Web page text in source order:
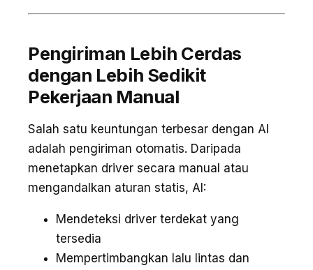
Pengiriman Lebih Cerdas
dengan Lebih Sedikit
Pekerjaan Manual
Salah satu keuntungan terbesar dengan AI
adalah pengiriman otomatis. Daripada
menetapkan driver secara manual atau
mengandalkan aturan statis, AI:
Mendeteksi driver terdekat yang
tersedia
Mempertimbangkan lalu lintas dan